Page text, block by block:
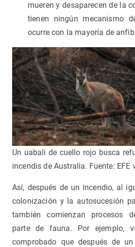
mueren y desaparecen de la
tienen ningún mecanismo
ocurre con la mayoría de
Un uabali de cuello rojo busca
incendis de Australia. Fuente: EFE
Así, después de un incendio, al
colonización y la autosucesión
también comienzan procesos
parte de fauna. Por ejemplo,
comprobado que después de